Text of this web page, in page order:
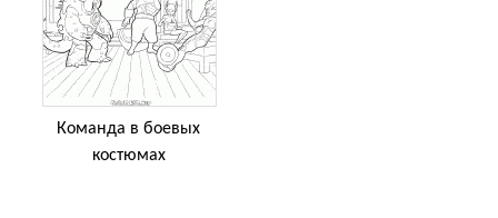
Команда в боевых
костюмах